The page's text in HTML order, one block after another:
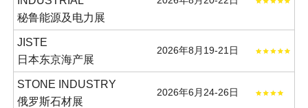
秘鲁能源及电力展
JISTE
日本东京海产展
2026年8月19-21日
STONE INDUSTRY
俄罗斯石材展
2026年6月24-26日